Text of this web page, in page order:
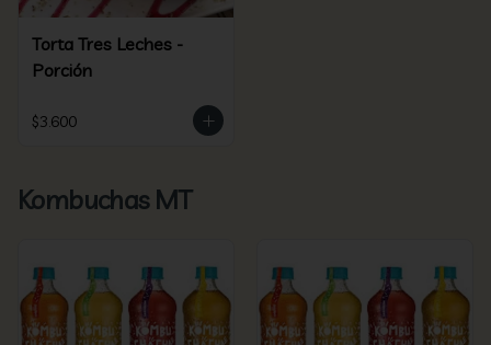
Torta Tres Leches -
Porción
$3.600
Kombuchas MT